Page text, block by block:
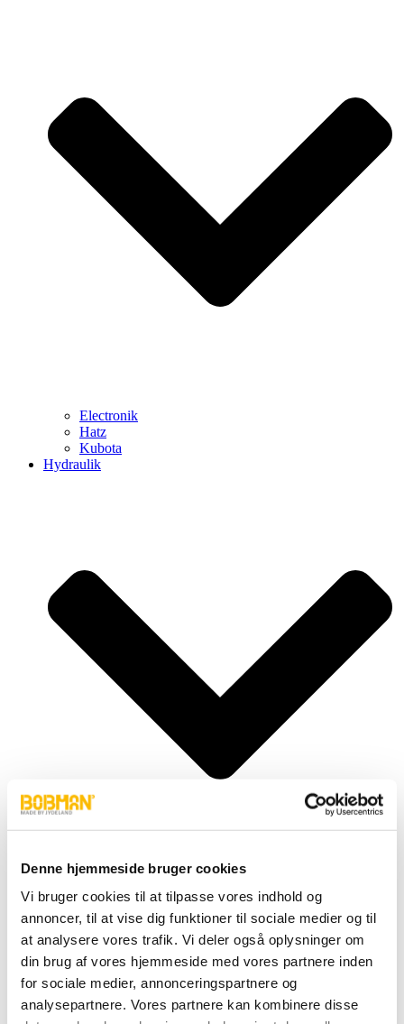
Denne hjemmeside bruger cookies
Vi bruger cookies til at tilpasse vores indhold og
annoncer, til at vise dig funktioner til sociale medier og til
at analysere vores trafik. Vi deler også oplysninger om
din brug af vores hjemmeside med vores partnere inden
for sociale medier, annonceringspartnere og
analysepartnere. Vores partnere kan kombinere disse
Electronik
Hatz
Kubota
Hydraulik
Cylindere
Fittings
Motor
Pumper
Slanger
Ventiler
Hjul & Dæk
Elektronik & Transmission
Karosseri & Beslag mm.